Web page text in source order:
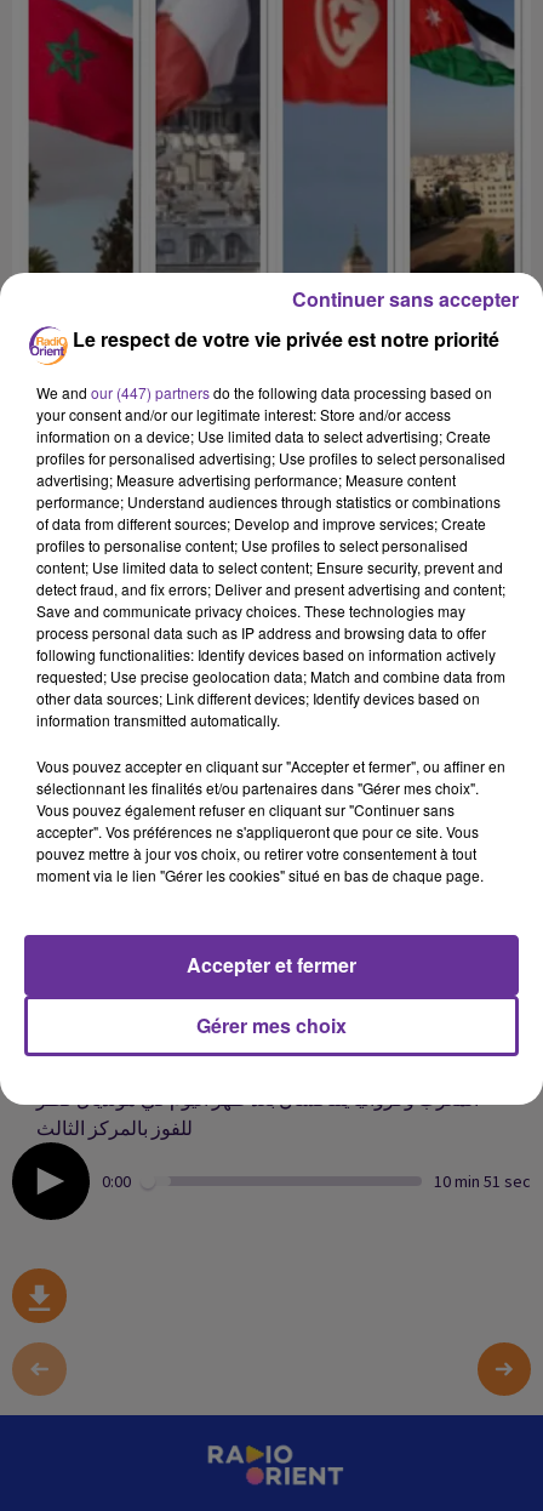
Maroc Tunisie Palestine
17 décembre 2022 - 10 min 51 sec
LE JOURNAL EN LANGUE ARABE DE MIDI 30 DU
17/12/22
LB
JOURNAL EN LANGUE ARABE
انطلاق الاقتراع في الانتخابات التشريعية المبكرة في تونس
وزيرة خارجية فرنسا تعلن من المغرب زيارة مرتقبة للمملكة
في الربع الاول من العام الجديد وتعلن انتهاء ازمة التاشيرات
والمغرب يرحب
رئيس الرئاسي الليبي يلتقي الرئيس الاميركي في واشنطن
ويطرح عليه سبل تحقيق الاستقرار في ليبيا
المغرب وكرواتيا يتنافسان بعد ظهر اليوم في مونديال قطر
للفوز بالمركز الثالث
0:00 10 min 51 sec
Le respect de votre vie privée est notre priorité
We and our (447) partnersdo the following data processing based on
your consent and/or our legitimate interest: Store and/or access
information on a device; Use limited data to select advertising; Create
profiles for personalised advertising; Use profiles to select personalised
advertising; Measure advertising performance; Measure content
performance; Understand audiences through statistics or combinations
of data from different sources; Develop and improve services; Create
profiles to personalise content; Use profiles to select personalised
content; Use limited data to select content; Ensure security, prevent and
detect fraud, and fix errors; Deliver and present advertising and content;
Save and communicate privacy choices. These technologies may
process personal data such as IP address and browsing data to offer
following functionalities: Identify devices based on information actively
requested; Use precise geolocation data; Match and combine data from
other data sources; Link different devices; Identify devices based on
information transmitted automatically.
Vous pouvez accepter en cliquant sur "Accepter et fermer", ou affiner en
sélectionnant les finalités et/ou partenaires dans "Gérer mes choix".
Vous pouvez également refuser en cliquant sur "Continuer sans
accepter". Vos préférences ne s'appliqueront que pour ce site. Vous
pouvez mettre à jour vos choix, ou retirer votre consentement à tout
moment via le lien "Gérer les cookies" situé en bas de chaque page.
Gérer mes choix
Accepter et fermer
Continuer sans accepter